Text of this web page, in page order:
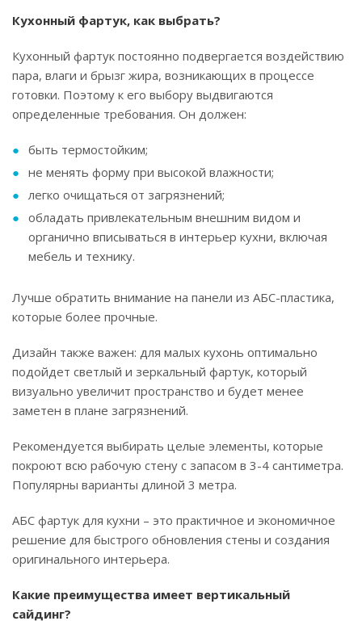
Кухонный фартук, как выбрать?
Кухонный фартук постоянно подвергается воздействию
пара, влаги и брызг жира, возникающих в процессе
готовки. Поэтому к его выбору выдвигаются
определенные требования. Он должен:
быть термостойким;
не менять форму при высокой влажности;
легко очищаться от загрязнений;
обладать привлекательным внешним видом и
органично вписываться в интерьер кухни, включая
мебель и технику.
Лучше обратить внимание на панели из АБС-пластика,
которые более прочные.
Дизайн также важен: для малых кухонь оптимально
подойдет светлый и зеркальный фартук, который
визуально увеличит пространство и будет менее
заметен в плане загрязнений.
Рекомендуется выбирать целые элементы, которые
покроют всю рабочую стену с запасом в 3-4 сантиметра.
Популярны варианты длиной 3 метра.
АБС фартук для кухни – это практичное и экономичное
решение для быстрого обновления стены и создания
оригинального интерьера.
Какие преимущества имеет вертикальный
сайдинг?